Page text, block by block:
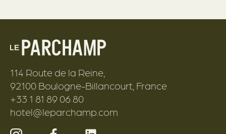
114 Route de la Reine
92100 Boulogne-Billancourt France
+33 1 81 89 06 80
hotel@leparchamp.com